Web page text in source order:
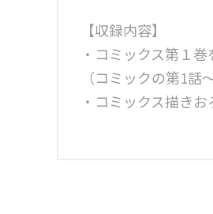
【収録内容】
・コミックス第１
（コミックの第1話
・コミックス描き